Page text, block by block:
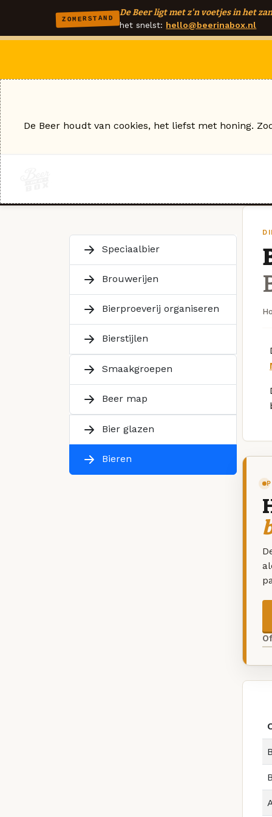
ZOMERSTAND
De Beer ligt met z'n voetjes in het
het snelst: hello@beerinabox.nl
Speciaalbier
Brouwerijen
Bierproeverij organiseren
Bierstijlen
Smaakgroepen
Beer map
Bier glazen
Bieren
De Beer houdt van cookies, het liefst met honing.